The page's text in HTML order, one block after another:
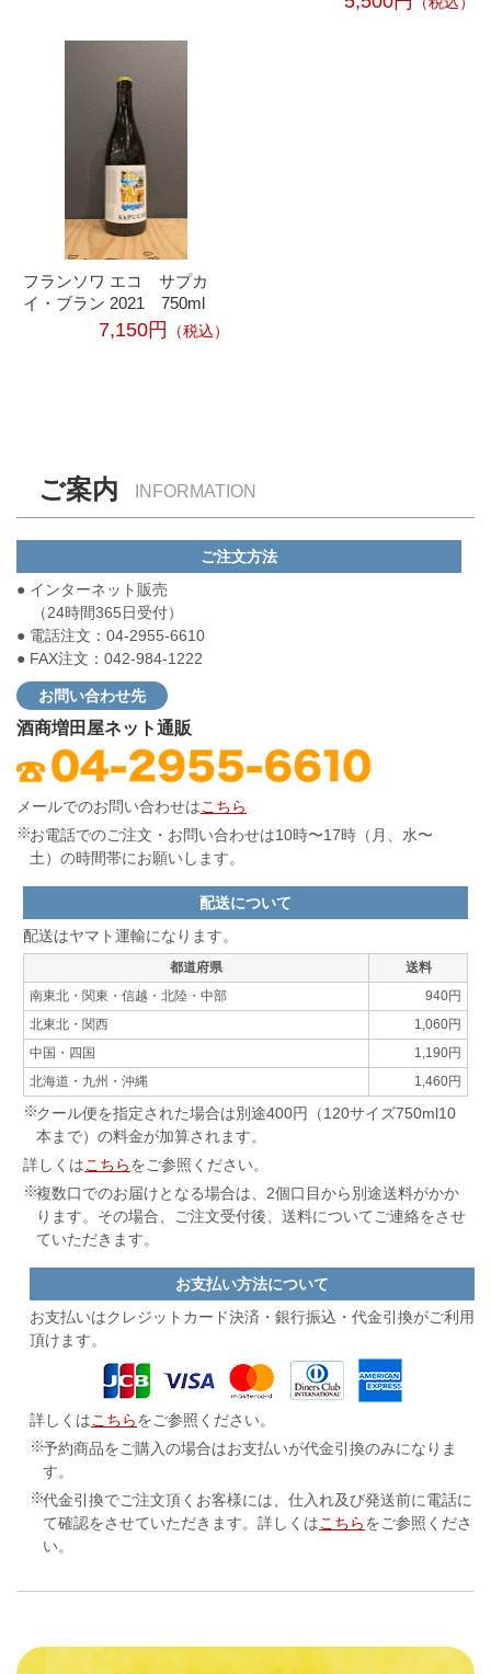
フランソワ エコ サプカ
イ・ブラン 2021 750ml
7,150円 （税込）
ご案内 INFORMATION
ご注文方法
● インターネット販売
（24時間365日受付）
● 電話注文：04-2955-6610
● FAX注文：042-984-1222
お問い合わせ先
酒商増田屋ネット通販
メールでのお問い合わせはこちら
お電話でのご注文・お問い合わせは10時〜17時（月、水〜
土）の時間帯にお願いします。
配送について
配送はヤマト運輸になります。
都道府県
送料
南東北・関東・信越・北陸・中部
940円
北東北・関西
1,060円
中国・四国
1,190円
北海道・九州・沖縄
1,460円
クール便を指定された場合は別途400円（120サイズ750ml10
本まで）の料金が加算されます。
詳しくはこちらをご参照ください。
複数口でのお届けとなる場合は、2個口目から別途送料がかか
ります。その場合、ご注文受付後、送料についてご連絡をさせ
ていただきます。
お支払い方法について
お支払いはクレジットカード決済・ 銀行振込・代金引換がご利用
頂けます。
詳しくはこちらをご参照ください。
予約商品をご購入の場合はお支払いが代金引換のみになりま
す。
代金引換でご注文頂くお客様には、仕入れ及び発送前に電話に
て確認をさせていただきます。詳しくはこちらをご参照くださ
い。